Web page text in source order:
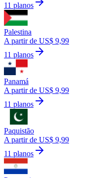
11 planos
Palestina
A partir de US$ 9,99
11 planos
Panamá
A partir de US$ 9,99
11 planos
Paquistão
A partir de US$ 9,99
11 planos